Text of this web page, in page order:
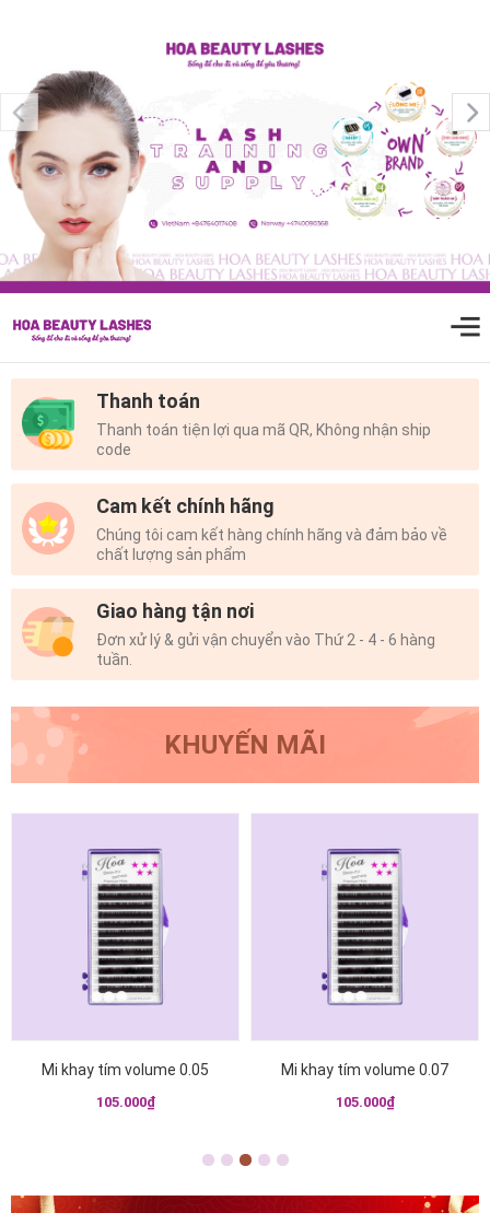
0
Thanh toán
Thanh toán tiện lợi qua mã QR, Không nhận ship
code
Cam kết chính hãng
Chúng tôi cam kết hàng chính hãng và đảm bảo về
chất lượng sản phẩm
Giao hàng tận nơi
Đơn xử lý & gửi vận chuyển vào Thứ 2 - 4 - 6 hàng
tuần.
KHUYẾN MÃI
{!-- Hình có link sang trang
chi tiết --}
Mi khay tím volume 0.05
105.000₫
{!-- Hình có link sang trang
chi tiết --}
Mi khay tím volume 0.07
105.000₫